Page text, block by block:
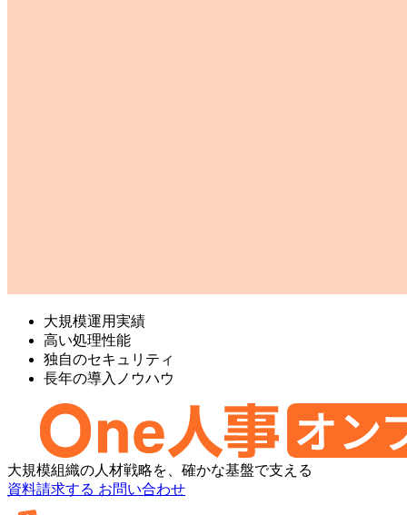
大規模運用実績
高い処理性能
独自のセキュリティ
長年の導入ノウハウ
One
人
大規模組織の人材戦略を、確かな基盤で支える
資料請求する お問い合わせ